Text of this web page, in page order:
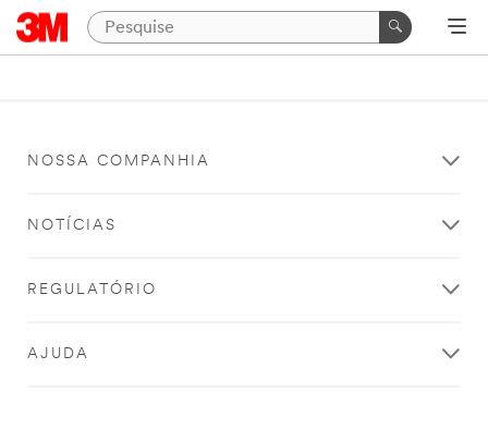
NOSSA COMPANHIA
NOTÍCIAS
REGULATÓRIO
AJUDA